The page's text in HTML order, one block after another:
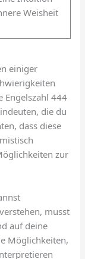
Weisheit
einiger
Engelszahl 444
die du
dass diese
zur
musst
auf deine
Möglichkeiten,